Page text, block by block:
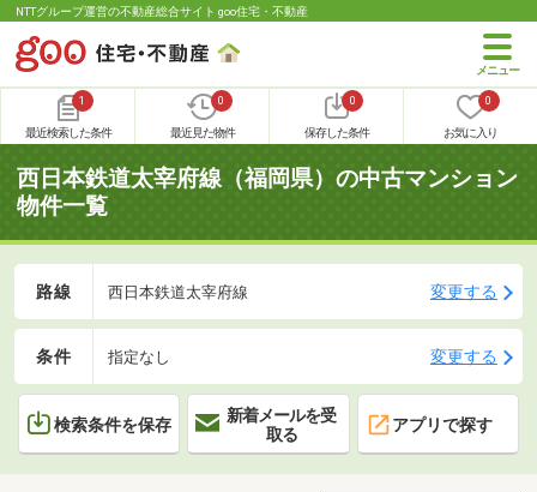
NTTグループ運営の不動産総合サイト goo住宅・不動産
1
最近検索した条件
0
最近見た物件
0
保存した条件
0
お気に入り
西日本鉄道太宰府線（福岡県）の中古マンション
物件一覧
路線 西日本鉄道太宰府線 変更する
条件 指定なし 変更する
検索条件を保存
新着メールを受
取る
アプリで探す